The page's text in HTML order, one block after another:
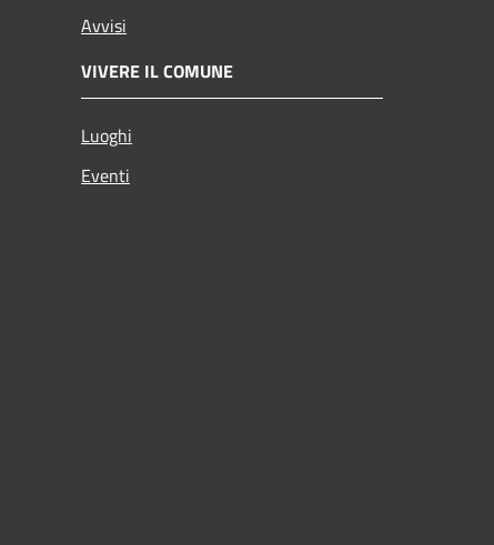
Avvisi
VIVERE IL COMUNE
Luoghi
Eventi